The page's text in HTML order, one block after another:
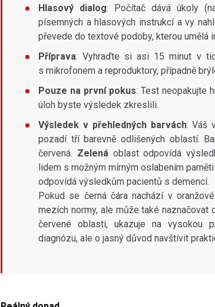
Hlasový dialog: Počítač dává úkoly
písemných a hlasových instrukcí a vy
převede do textové podoby, kterou umělá
Příprava: Vyhraďte si asi 15 minut v
s mikrofonem a reproduktory, případně
Pouze na první pokus: Test neopakujte
úloh byste výsledek zkreslili.
Výsledek v přehledných barvách: Váš
pozadí tří barevně odlišených oblastí.
červená. Zelená oblast odpovídá
lidem s možným mírným oslabením
odpovídá výsledkům pacientů s demencí.
Pokud se černá čára nachází v
mezích normy, ale může také
červené oblasti, ukazuje na vysokou
diagnózu, ale o jasný důvod navštívit